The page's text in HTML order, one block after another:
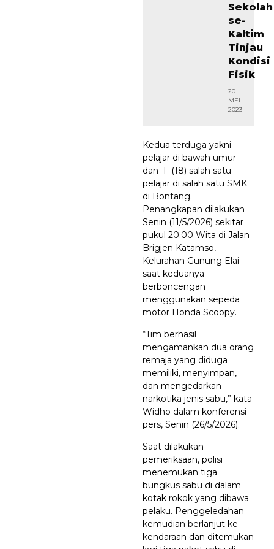
Sekolah
se-
Kaltim
Tinjau
Kondisi
Fisik
20
MEI
2023
Kedua terduga yakni
pelajar di bawah umur
dan F (18) salah satu
pelajar di salah satu SMK
di Bontang.
Penangkapan dilakukan
Senin (11/5/2026) sekitar
pukul 20.00 Wita di Jalan
Brigjen Katamso,
Kelurahan Gunung Elai
saat keduanya
berboncengan
menggunakan sepeda
motor Honda Scoopy.
“Tim berhasil
mengamankan dua orang
remaja yang diduga
memiliki, menyimpan,
dan mengedarkan
narkotika jenis sabu,” kata
Widho dalam konferensi
pers, Senin (26/5/2026).
Saat dilakukan
pemeriksaan, polisi
menemukan tiga
bungkus sabu di dalam
kotak rokok yang dibawa
pelaku. Penggeledahan
kemudian berlanjut ke
kendaraan dan ditemukan